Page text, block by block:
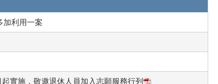
加利用一案
實施，敬邀退休人員加入志願服務行列